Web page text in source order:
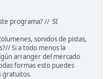
programa? // SI
sonidos de pistas,
Si a todo menos la
arranger del mercado
formas esto puedes
gratuitos.